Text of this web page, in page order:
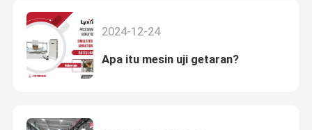
2024-12-24
Apa itu mesin uji getaran?